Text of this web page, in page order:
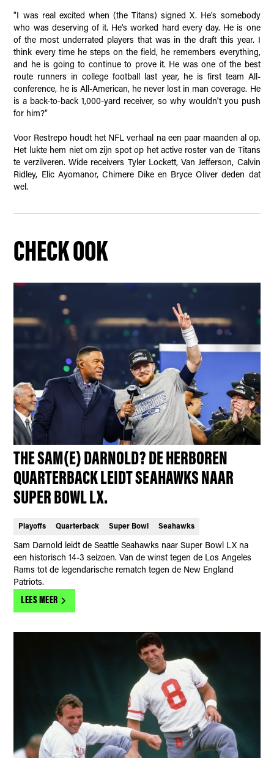
"I was real excited when (the Titans) signed X. He's somebody
who was deserving of it. He's worked hard every day. He is one
of the most underrated players that was in the draft this year. I
think every time he steps on the field, he remembers everything,
and he is going to continue to prove it. He was one of the best
route runners in college football last year, he is first team All-
conference, he is All-American, he never lost in man coverage. He
is a back-to-back 1,000-yard receiver, so why wouldn't you push
for him?"
Voor Restrepo houdt het NFL verhaal na een paar maanden al op.
Het lukte hem niet om zijn spot op het active roster van de Titans
te verzilveren. Wide receivers Tyler Lockett, Van Jefferson, Calvin
Ridley, Elic Ayomanor, Chimere Dike en Bryce Oliver deden dat
wel.
CHECK OOK
THE SAM(E) DARNOLD? DE HERBOREN
QUARTERBACK LEIDT SEAHAWKS NAAR
SUPER BOWL LX.
Playoffs Quarterback Super Bowl Seahawks
Sam Darnold leidt de Seattle Seahawks naar Super Bowl LX na
een historisch 14-3 seizoen. Van de winst tegen de Los Angeles
Rams tot de legendarische rematch tegen de New England
Patriots.
LEES MEER